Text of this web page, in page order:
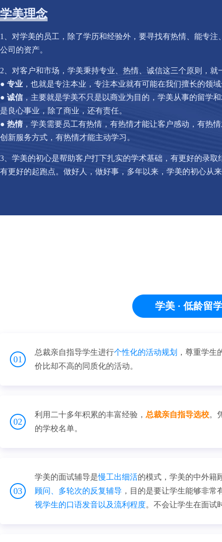
学美理念
1、对学美的员工，除了学历和经验外，要寻找有热情、能专
公司的资产。
2、对客户和市场，学美秉持专业、热情、诚信这三个原则，就
● 专业 ，也就是专注本业，专注本业就有可能在我们擅长的领
● 诚信 ，主要就是学美不只是以商业为目的，学美从事的留学
是良心事业，除了商业，还有责任。
● 热情 ，学美需要员工有热情，有热情才能让客户感动，有热
创新服务方式，有热情才能主动学习。
3、学美的初心是帮助客户打下扎实的学术基础，有更好的录
有更好的起跑点。 做好人，做好事，多年以来，学美的初心从
学美 · 低龄留
01
总裁亲自指导学生进行个性化的活动规划
，尊重学
价比却不高的同质化的活动。
02
利用二十多年积累的丰富经验， 总裁亲自指导选校。
的学校名单。
03
学美的面试辅导是慢工出细活的模式，学美的中外籍
顾问、多轮次的反复辅导 ，目的是要让学生能够非
视学生的口语发音以及流利程度。不会让学生在面试